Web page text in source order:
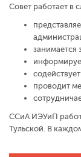
Совет работает в
занимается
проводит
ССиА ИЭУиП
Тульской. В